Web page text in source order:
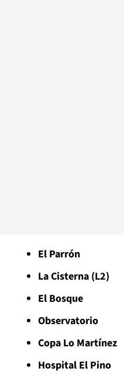
El Parrón
La Cisterna (L2)
El Bosque
Observatorio
Copa Lo Martínez
Hospital El Pino